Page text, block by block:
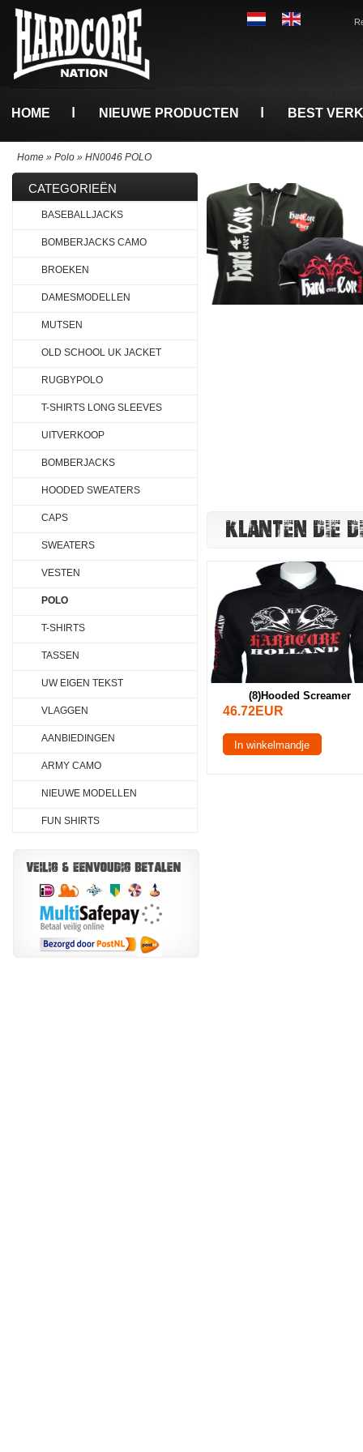
HOME NIEUWE PRODUCTEN BEST
Home » Polo » HN0046 POLO
KLANTEN DIE
(8)Hooded Screamer
46.72EUR
In winkelmandje
CATEGORIEËN
BASEBALLJACKS
BOMBERJACKS CAMO
BROEKEN
DAMESMODELLEN
MUTSEN
OLD SCHOOL UK JACKET
RUGBYPOLO
T-SHIRTS LONG SLEEVES
UITVERKOOP
BOMBERJACKS
HOODED SWEATERS
CAPS
SWEATERS
VESTEN
POLO
T-SHIRTS
TASSEN
UW EIGEN TEKST
VLAGGEN
AANBIEDINGEN
ARMY CAMO
NIEUWE MODELLEN
FUN SHIRTS